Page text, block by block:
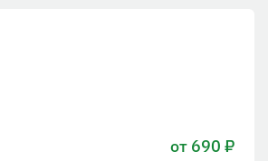
от 690 ₽